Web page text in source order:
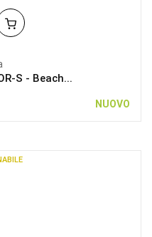
S - Beach...
NUOVO